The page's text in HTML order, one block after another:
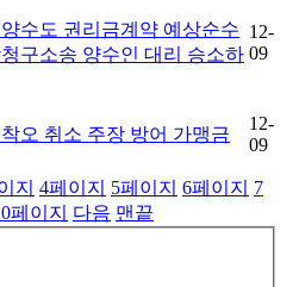
수도 권리금계약 예상순수
구소송 양수인 대리 승소하
12-
09
오 취소 주장 방어 가맹금
12-
09
지 4페이지 5페이지 6페이지
7
페이지 다음 맨끝